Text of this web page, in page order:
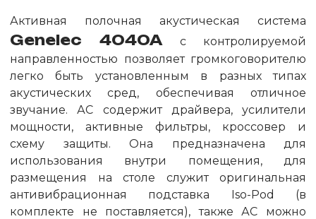
Активная полочная акустическая система
Genelec 4040Aс контролируемой
направленностью позволяет громкоговорителю
легко быть установленным в разных типах
акустических сред, обеспечивая отличное
звучание. АС содержит драйвера, усилители
мощности, активные фильтры, кроссовер и
схему защиты. Она предназначена для
использования внутри помещения, для
размещения на столе служит оригинальная
антивибрационная подставка Iso-Pod (в
комплекте не поставляется), также АС можно